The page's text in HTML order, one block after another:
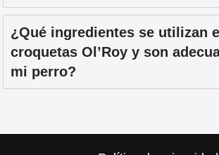
¿Qué ingredientes se utilizan
croquetas Ol’Roy y son
mi perro?